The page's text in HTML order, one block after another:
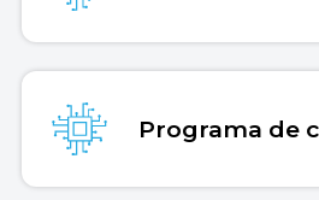
Programa de